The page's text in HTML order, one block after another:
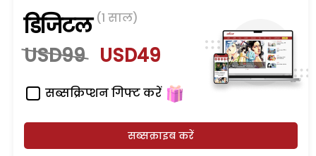
डिजिटल (1 साल)
USD99 USD49
सब्सक्रिप्शन गिफ्ट करें
सब्सक्राइब करें